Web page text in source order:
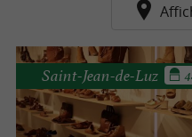
Saint-Jean-de-Luz